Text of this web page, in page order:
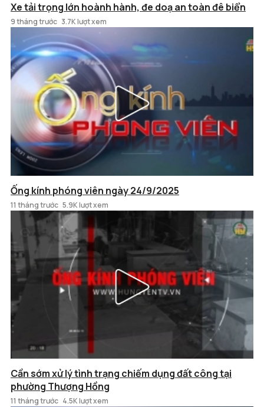
Xe tải trọng lớn hoành hành, đe doạ an toàn đê biển
9 tháng trước 3.7K lượt xem
Ống kính phóng viên ngày 24/9/2025
11 tháng trước 5.9K lượt xem
Cần sớm xử lý tình trạng chiếm dụng đất công tại
phường Thượng Hồng
11 tháng trước 4.5K lượt xem